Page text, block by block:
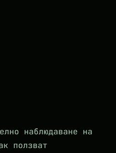
наблюдаване на
ползват